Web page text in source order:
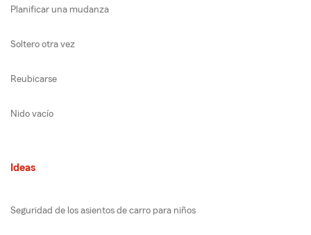
Planificar una mudanza
Soltero otra vez
Reubicarse
Nido vacío
Ideas
Seguridad de los asientos de carro para niños